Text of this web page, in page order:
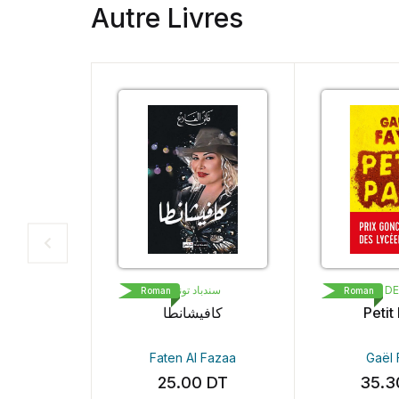
Autre Livres
سندباد تونس
كافيشانطا
Faten Al Fazaa
25.00DT
Roman LIVRE DE POCHE
Petit Pays
Gaël Faye
35.30DT
Roman